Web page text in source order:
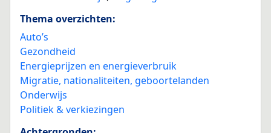
Thema overzichten:
Auto’s
Gezondheid
Energieprijzen en energieverbruik
Migratie, nationaliteiten, geboortelanden
Onderwijs
Politiek & verkiezingen